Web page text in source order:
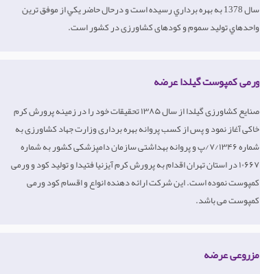
سال 1378 به بهره برداري رسيده است و درحال حاضر يكي از موفق ترین
واحدهاي تولید سموم و کودهای کشاورزی در کشور است.
ورمی کمپوست گیلدا عرضه
صنایع کشاورزی گیلدا از سال ۱۳۸۵ تحقیقات خود را در زمینه پرورش کرم
خاکی آغاز نمود و پس از کسب پروانه بهره برداری وزارت جهاد کشاورزی به
شماره ۷/۱۳۴۶/پ و پروانه بهداشتی سازمان دامپزشکی کشور به شماره
۱۰۶۶۷ در استان تهران اقدام به پرورش کرم آیزنیا فتیدا و تولید کود و ورمی
کمپوست نموده است. این شرکت ارائه دهنده انواع و اقسام کود ورمی
کمپوست می باشد.
مزروعی عرضه